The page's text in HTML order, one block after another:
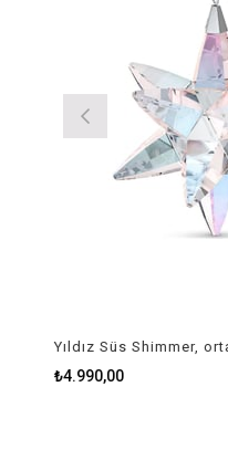
Yıldız Süs Shimmer,
₺4.990,00